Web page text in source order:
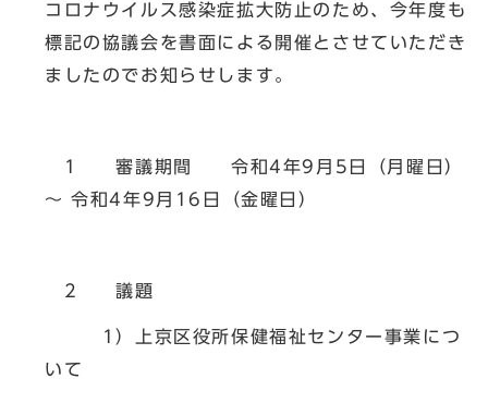
コロナウイルス感染症拡大防止のため、今年度も
標記の協議会を書面による開催とさせていただき
ましたのでお知らせします。
1 審議期間 令和4年9月5日（月曜日）
～ 令和4年9月16日（金曜日）
2 議題
1）上京区役所保健福祉センター事業につ
いて